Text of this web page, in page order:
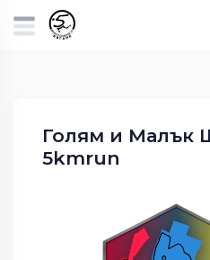
Голям и Малък
5kmrun